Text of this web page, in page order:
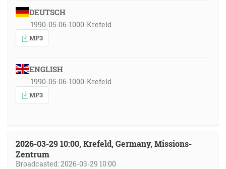
DEUTSCH
1990-05-06-1000-Krefeld
MP3
ENGLISH
1990-05-06-1000-Krefeld
MP3
2026-03-29 10:00, Krefeld, Germany, Missions-
Zentrum
Broadcasted: 2026-03-29 10:00